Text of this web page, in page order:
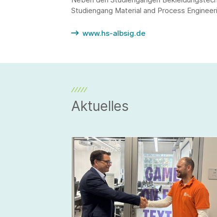
Studiengang Material and Process
www.hs-albsig.de
Aktuelles